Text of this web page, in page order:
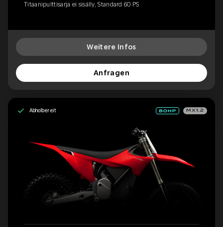
Titaanipulttisarja ei sisälly, Standard 60 PS
Weitere Infos
Anfragen
Abholbereit MX1.2